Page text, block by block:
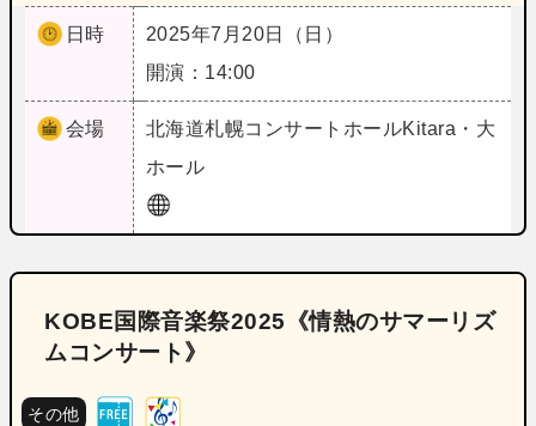
日時
2025年7月20日（日）
開演：14:00
会場 北海道札幌コンサートホールKitara・大
ホール
KOBE国際音楽祭2025《情熱のサマーリズ
ムコンサート》
その他